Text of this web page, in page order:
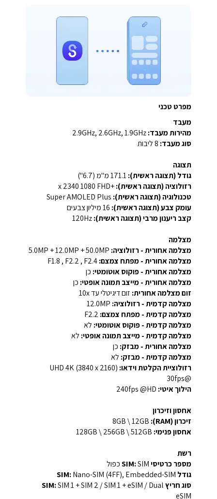
מפרט טכני
מעבד
מהירות מעבד:
סוג מעבד:
תצוגה
גודל (תצוגה ראשית):
רזולוציה (תצוגה ראשית):
טכנולוגיה (תצוגה ראשית):
עומק צבע (תצוגה ראשית):
קצב ריענון מרבי (תצוגה ראשית):
מצלמה
מצלמה אחורית - רזולוציה:
מצלמה אחורית - מפתח צמצם:
מצלמה אחורית - פוקוס אוטומטי: כן
מצלמה אחורית - מייצב תמונה אופטי: כן
זום מצלמה אחורית: זום דיגיטלי עד ‎10x‎
מצלמה קדמית - רזולוציה:
מצלמה קדמית - מפתח צמצם:
מצלמה קדמית - פוקוס אוטומטי: לא
מצלמה קדמית - מייצב תמונה אופטי: לא
מצלמה אחורית - מבזק: כן
מצלמה קדמית - מבזק: לא
רזולוציית הקלטת וידאו: ‎UHD 4K (3840 x 2160)‎
‏@30fps
הילוך איטי:
אחסון וזיכרון
זיכרון (RAM):
אחסון פנימי:
רשת
מספר כרטיסי SIM:SIM כפול
גודל SIM: Nano-SIM (4FF), Embedded-SIM
סוג חריץ SIM:SIM 1 + SIM 2 / SIM 1 + eSIM / Dual
eSIM